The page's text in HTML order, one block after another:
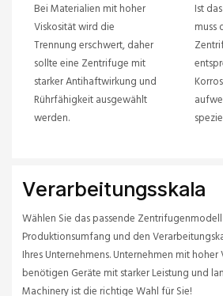
Bei Materialien mit hoher
Viskosität wird die
Trennung erschwert, daher
sollte eine Zentrifuge mit
starker Antihaftwirkung und
Rührfähigkeit ausgewählt
werden.
Ist
muss
Verarbeitungsskala
Wählen Sie das passende
Produktionsumfang und den
Ihres Unternehmens. Unternehmen mit
benötigen Geräte mit starker Leistung und
Machinery ist die richtige Wahl für Sie!